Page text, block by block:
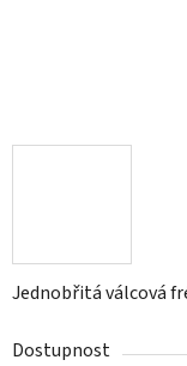
Jednobřitá válcová
Dostupnost